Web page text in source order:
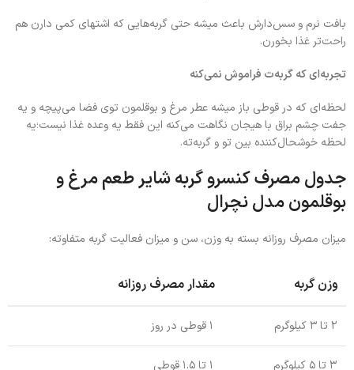
بافت نرم و سس‌دارش باعث میشه حتی گربه‌هایی که اشتهای کمی دارن هم
راحت‌تر غذا بخورن.
تجربه‌ای که گربه‌ت فراموش نمی‌کنه
لحظه‌ای که در قوطی باز میشه عطر مرغ و بوقلمون توی فضا می‌پیچه و یه
جفت چشم براق با هیجان نگاهت می‌کنه این فقط یه وعده غذا نیست؛یه
لحظه خوشحال‌کننده بین تو و گربه‌ته.
جدول مصرف کنسرو گربه شایر طعم مرغ و
بوقلمون مدل نچرال
میزان مصرف روزانه بسته به وزن، سن و میزان فعالیت گربه متفاوته:
وزن گربه مقدار مصرف روزانه
۲ تا ۳ کیلوگرم ۱ قوطی در روز
۳ تا ۵ کیلوگرم ۱ تا ۱.۵ قوطی